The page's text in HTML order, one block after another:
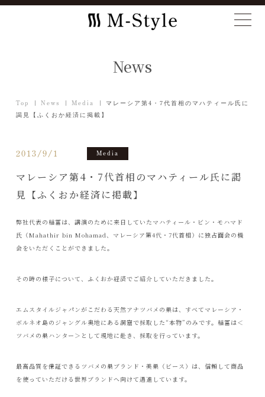
News
Top News Media
マレーシア第4・7代首相のマハティール氏に
謁見【ふくおか経済に掲載】
2013/9/1 Media
マレーシア第4・7代首相のマハティール氏に謁
見【ふくおか経済に掲載】
弊社代表の稲冨は、講演のために来日していたマハティール・ビン・モハマド
氏（Mahathir bin Mohamad、マレーシア第4代・7代首相）に独占面会の機
会をいただくことができました。
その時の様子について、ふくおか経済でご紹介していただきました。
エムスタイルジャパンがこだわる天然アナツバメの巣は、すべてマレーシア・
ボルネオ島のジャングル奥地にある洞窟で採取した“本物”のみです。稲冨は＜
ツバメの巣ハンター＞として現地に赴き、採取を行っています。
最高品質を保証できるツバメの巣ブランド・美巣（ビース）は、信頼して商品
を使っていただける世界ブランドへ向けて邁進しています。